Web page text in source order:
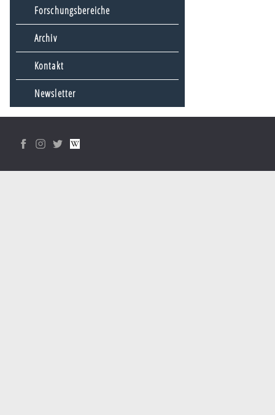
Forschungsbereiche
Archiv
Kontakt
Newsletter